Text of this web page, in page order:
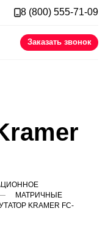
8 (800) 555-71-09
Заказать звонок
МАТРИЧНЫЕ
KRAMER FC-